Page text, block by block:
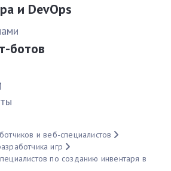
и DevOps
ботов
и веб-специалистов
игр
по созданию инвентаря в